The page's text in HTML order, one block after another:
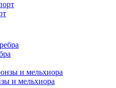
и мельхиора